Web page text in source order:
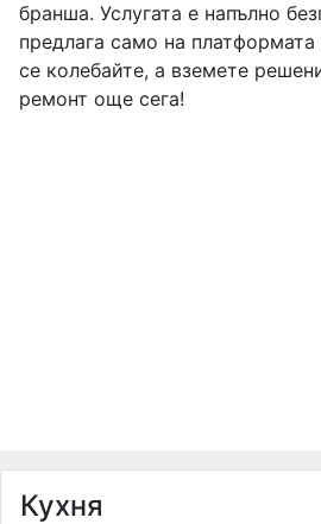
бранша. Услугата е напълно
предлага само на
се колебайте, а вземете
ремонт още сега!
Кухня